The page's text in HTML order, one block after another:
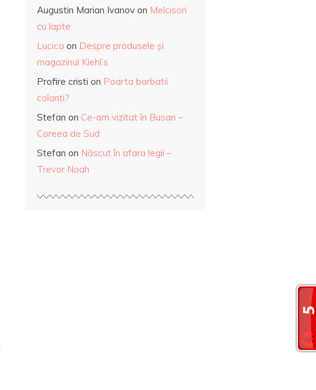
Augustin Marian Ivanov on Melcisori
cu lapte
Lucica on Despre produsele și
magazinul Kiehl’s
Profire cristi on Poarta barbatii
colanti?
Stefan on Ce-am vizitat în Busan –
Coreea de Sud
Stefan on Născut în afara legii –
Trevor Noah